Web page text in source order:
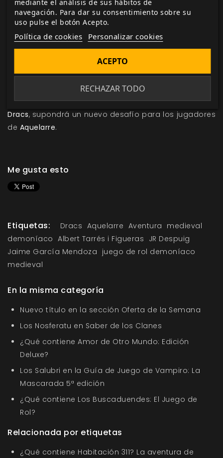
tradiciones y creencias, desde las costumbres del
vulgo a las rutinas de los oficios, sin descuidar lo que
se dice de las brujas y el Diablo. Se amplía el
bestiario del juego y se desgranan más de veinte
leyendas populares, cada una acompañada de
consejos para convertirlas en emocionantes
aventuras. El libro se completa con una enorme
campaña que, sin abandonar la esencia del primer
Dracs, supondrá un nuevo desafío para los jugadores
de Aquelarre.
Me gusta esto
Etiquetas: Dracs Aquelarre Aventura medieval
demoníaco Albert Tarrés i Figueras JR Despuig
Jaime García Mendoza juego de rol demoníaco
medieval
En la misma categoría
Nuevo título en la sección Oferta de la Semana
Los Nosferatu en Saber de los Clanes
¿Qué contiene Amor de Otro Mundo: Edición
Deluxe?
Los Salubri en la Guía de Juego de Vampiro: La
Mascarada 5ª edición
¿Qué contiene Los Buscaduendes: El Juego de
Rol?
Relacionada por etiquetas
¿Qué contiene Habitación 311? La aventura de
mediante el análisis de sus hábitos de
navegación. Para dar su consentimiento sobre su
uso pulse el botón Acepto.
Política de cookies Personalizar cookies
RECHAZAR TODO
ACEPTO